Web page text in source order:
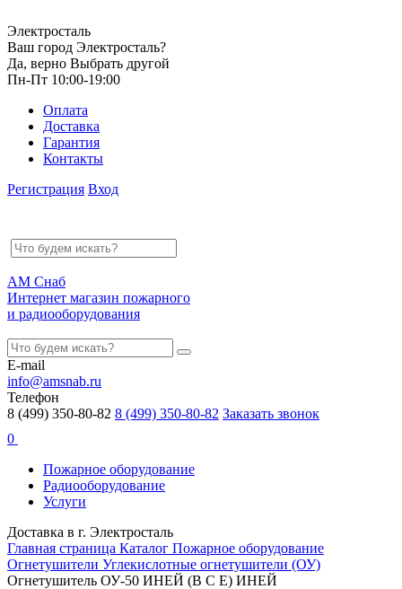
Электросталь
Ваш город Электросталь?
Да, верно Выбрать другой
Пн-Пт 10:00-19:00
Оплата
Доставка
Гарантия
Контакты
Регистрация Вход
АМ Снаб
Интернет магазин пожарного
и радиооборудования
E-mail
info@amsnab.ru
Телефон
8 (499) 350-80-82 8 (499) 350-80-82 Заказать звонок
0
Пожарное оборудование
Радиооборудование
Услуги
Доставка в г. Электросталь
Главная страница Каталог Пожарное оборудование
Огнетушители Углекислотные огнетушители (ОУ)
Огнетушитель ОУ-50 ИНЕЙ (B C E) ИНЕЙ